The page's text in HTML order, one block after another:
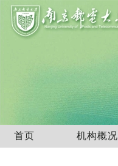
首页 机构概况